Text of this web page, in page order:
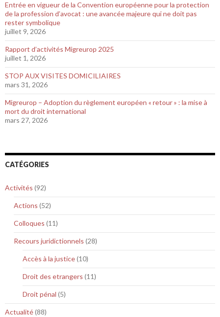
Entrée en vigueur de la Convention européenne pour la protection
de la profession d’avocat : une avancée majeure qui ne doit pas
rester symbolique
juillet 9, 2026
Rapport d’activités Migreurop 2025
juillet 1, 2026
STOP AUX VISITES DOMICILIAIRES
mars 31, 2026
Migreurop – Adoption du règlement européen « retour » : la mise à
mort du droit international
mars 27, 2026
CATÉGORIES
Activités (92)
Actions (52)
Colloques (11)
Recours juridictionnels (28)
Accès à la justice(10)
Droit des etrangers (11)
Droit pénal (5)
Actualité(88)